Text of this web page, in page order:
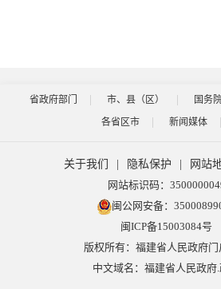
省政府部门 市、县（区） 国务
各省区市
新闻媒体
关于我们 隐私保护 网站
网站标识码：
闽公网安备：
闽ICP备15003084号
版权所有：福建省人民政府门
中文域名：福建省人民政府